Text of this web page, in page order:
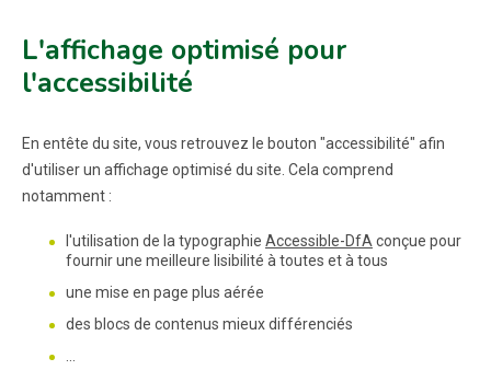
L'affichage optimisé pour
l'accessibilité
En entête du site, vous retrouvez le bouton "accessibilité" afin
d'utiliser un affichage optimisé du site. Cela comprend
notamment :
l'utilisation de la typographie Accessible-DfA conçue pour
fournir une meilleure lisibilité à toutes et à tous
une mise en page plus aérée
des blocs de contenus mieux différenciés